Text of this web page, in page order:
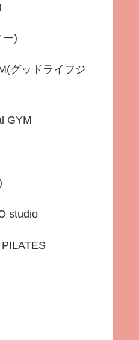
ー)
グッドライフジ
GYM
studio